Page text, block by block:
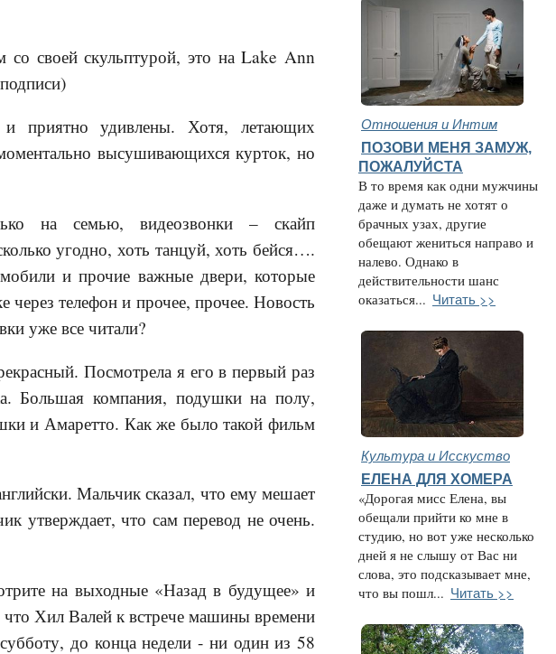
своей скульптурой, это на Lake Ann
удивлены. Хотя, летающих
высушивающихся курток, но
на семью, видеозвонки – скайп
угодно, хоть танцуй, хоть бейся….
и прочие важные двери, которые
через телефон и прочее, прочее. Новость
уже все читали?
Посмотрела я его в первый раз
Большая компания, подушки на полу,
и Амаретто. Как же было такой фильм
Мальчик сказал, что ему мешает
утверждает, что сам перевод не очень.
на выходные «Назад в будущее» и
что Хил Валей к встрече машины времени
до конца недели - ни один из 58
Отношения и Интим
ПОЗОВИ МЕНЯ ЗАМУЖ,
ПОЖАЛУЙСТА
В то время как одни мужчины
даже и думать не хотят о
брачных узах, другие
обещают жениться направо и
налево. Однако в
действительности шанс
оказаться... Читать >>
Культура и Исскуство
ЕЛЕНА ДЛЯ ХОМЕРА
«Дорогая мисс Елена, вы
обещали прийти ко мне в
студию, но вот уже несколько
дней я не слышу от Вас ни
слова, это подсказывает мне,
что вы пошл... Читать >>